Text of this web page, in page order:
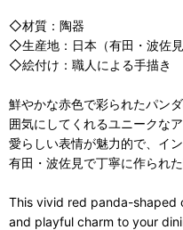
◇材質：陶器
◇生産地：日本（有田・波佐見
◇絵付け：職人による手描き
鮮やかな赤色で彩られたパン
囲気にしてくれるユニークな
愛らしい表情が魅力的で、イ
有田・波佐見で丁寧に作られた
This vivid red panda-shaped
and playful charm to your